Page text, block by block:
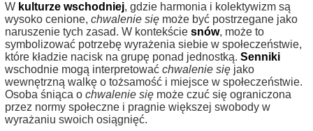
W kulturze wschodniej, gdzie harmonia i kolektywizm są
wysoko cenione, chwalenie się może być postrzegane jako
naruszenie tych zasad. W kontekście snów, może to
symbolizować potrzebę wyrażenia siebie w społeczeństwie,
które kładzie nacisk na grupę ponad jednostką. Senniki
wschodnie mogą interpretować chwalenie się jako
wewnętrzną walkę o tożsamość i miejsce w społeczeństwie.
Osoba śniąca o chwalenie się może czuć się ograniczona
przez normy społeczne i pragnie większej swobody w
wyrażaniu swoich osiągnięć.